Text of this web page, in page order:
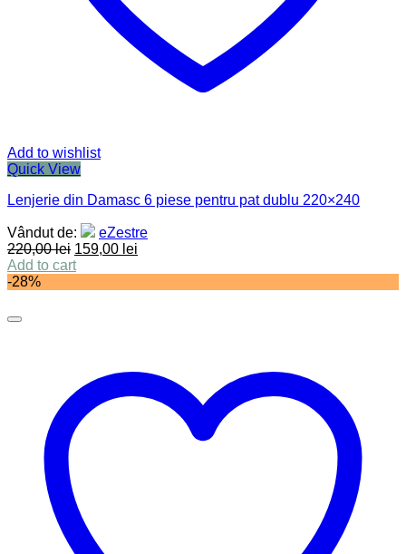
Add to wishlist
Quick View
Lenjerie din Damasc 6 piese pentru pat dublu 220×240
Vândut de:
eZestre
220,00lei 159,00 lei
Add to cart
-28%